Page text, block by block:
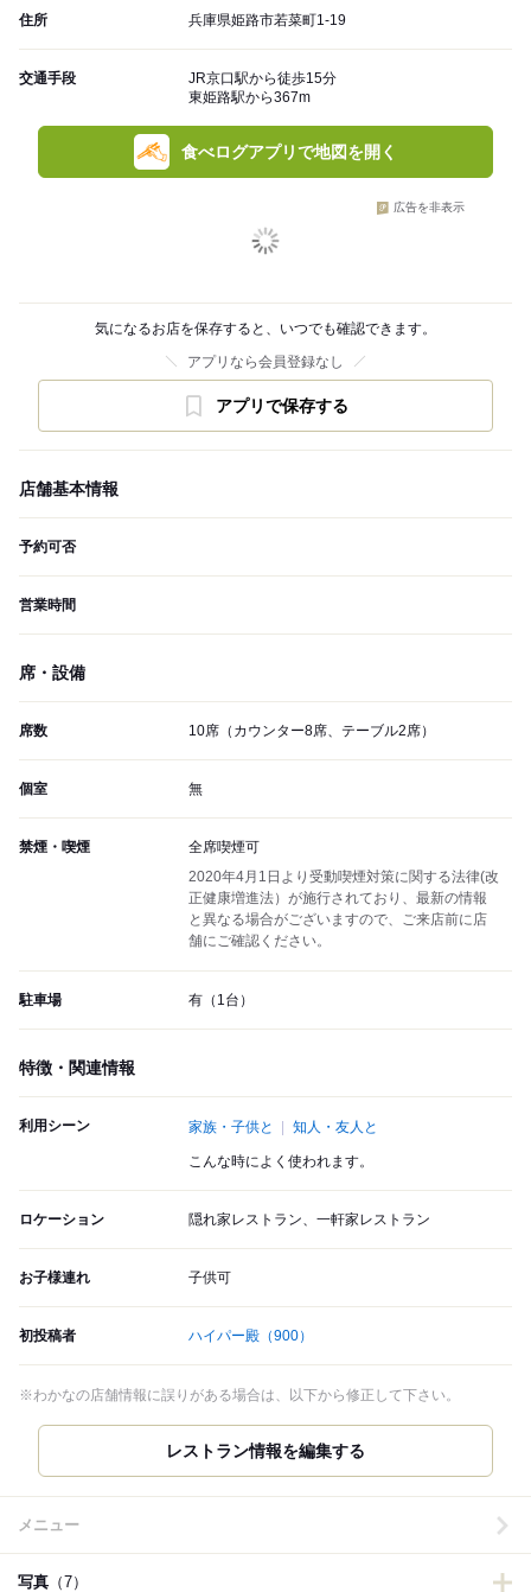
住所 兵庫県姫路市若菜町1-19
交通手段
JR京口駅から徒歩15分
東姫路駅から367m
食べログアプリで地図を開く
広告を非表示
気になるお店を保存すると、いつでも確認できます。
アプリなら会員登録なし
アプリで保存する
店舗基本情報
予約可否
営業時間
席・設備
席数 10席（カウンター8席、テーブル2席）
個室 無
禁煙・喫煙
全席喫煙可
2020年4月1日より受動喫煙対策に関する法律(改
正健康増進法）が施行されており、最新の情報
と異なる場合がございますので、ご来店前に店
舗にご確認ください。
駐車場 有（1台）
特徴・関連情報
利用シーン 家族・子供と 知人・友人と
こんな時によく使われます。
ロケーション 隠れ家レストラン、一軒家レストラン
お子様連れ 子供可
初投稿者 ハイパー殿 （900）
※わかなの店舗情報に誤りがある場合は、以下から修正して下さい。
レストラン情報を編集する
メニュー
写真 （7）